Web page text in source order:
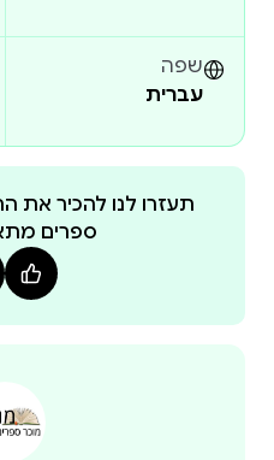
שפה
עברית
תעזרו לנו להכיר את
ספרים